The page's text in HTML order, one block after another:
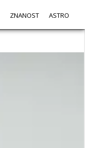
ZNANOST ASTRO